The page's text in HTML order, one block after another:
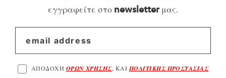
εγγραφείτε στο newsletterμας.
ΑΠΟΔΟΧΗ ΟΡΩΝ ΧΡΗΣΗΣ, ΚΑΙ ΠΟΛΙΤΙΚΗΣ ΠΡΟΣΤΑΣΙΑΣ